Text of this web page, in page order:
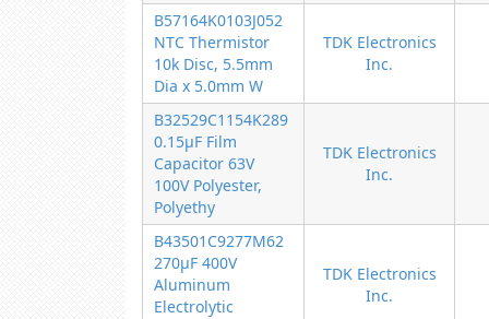
B57164K0103J052
NTC Thermistor
10k Disc, 5.5mm
Dia x 5.0mm W
TDK Electronics
Inc.
B32529C1154K289
0.15µF Film
Capacitor 63V
100V Polyester,
Polyethy
TDK Electronics
Inc.
B43501C9277M62
270µF 400V
Aluminum
Electrolytic
TDK Electronics
Inc.